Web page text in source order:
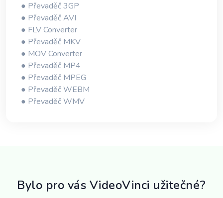
● Převaděč 3GP
● Převaděč AVI
● FLV Converter
● Převaděč MKV
● MOV Converter
● Převaděč MP4
● Převaděč MPEG
● Převaděč WEBM
● Převaděč WMV
Bylo pro vás VideoVinci užitečné?